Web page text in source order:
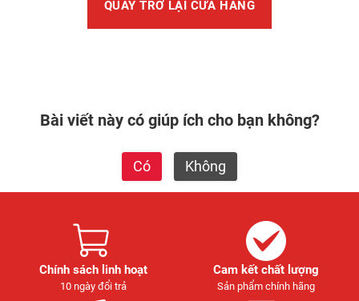
QUAY TRỞ LẠI CỬA HÀNG
Bài viết này có giúp ích cho bạn không?
Có Không
Chính sách linh hoạt
10 ngày đổi trả
Cam kết chất lượng
Sản phẩm chính hãng